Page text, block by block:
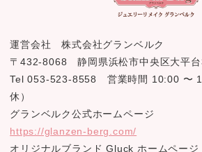
運営会社 株式会社グランベルク
〒432-8068 静岡県浜松市中央区大平
Tel 053-523-8558 営業時間 10:00 〜
休）
グランベルク公式ホームページ
https://glanzen-berg.com/
オリジナルブランド Gluck ホームページ